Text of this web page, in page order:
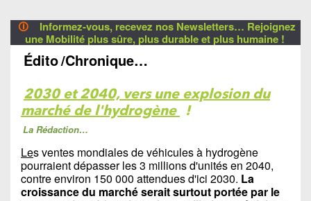
🛈
Informez-vous, recevez nos Newsletters… Rejoignez
une Mobilité plus sûre, plus durable et plus humaine !
Édito/Chronique…
2030 et 2040, vers une explosion du
marché de l'hydrogène !
La Rédaction…
Les ventes mondiales de véhicules à hydrogène
pourraient dépasser les 3 millions d'unités en 2040,
contre environ 150 000 attendues d'ici 2030. La
croissance du marché serait surtout portée par le